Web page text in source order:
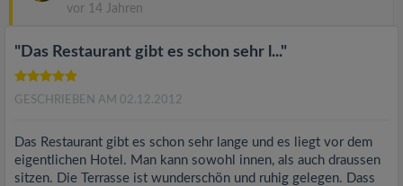
vor 14 Jahren
"Das Restaurant gibt es schon sehr l..."
GESCHRIEBEN AM 02.12.2012
Das Restaurant gibt es schon sehr lange und es liegt vor dem
eigentlichen Hotel. Man kann sowohl innen, als auch draussen
sitzen. Die Terrasse ist wunderschön und ruhig gelegen. Dass